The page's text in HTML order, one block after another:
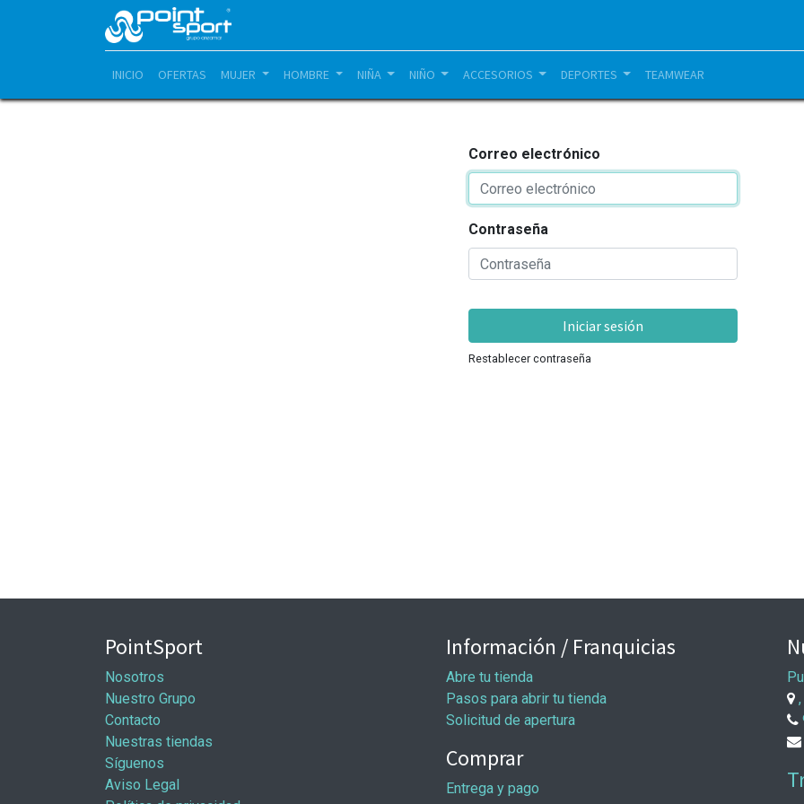
INICIO OFERTAS MUJER HOMBRE NIÑA NIÑO ACCESORIOS DEPORTES TEAMWEAR
Correo electrónico
Contraseña
Iniciar sesión
Restablecer contraseña
PointSport
Nosotros
Nuestro Grupo
Contacto
Nuestras tiendas
Síguenos
Aviso Legal
Información / Franquicias
Abre tu tienda
Pasos para abrir tu tienda
Solicitud de apertura
Comprar
Entrega y pago
,